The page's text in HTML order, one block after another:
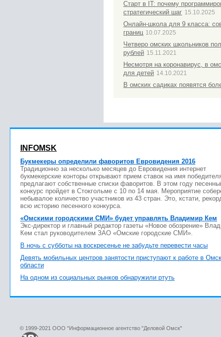
Старт в IT: почему
стратегический шаг 15.10.2025
Онлайн-школа для 9 класса:
границ 10.07.2025
Четверо омских школьников
рублей 15.11.2021
Несмотря на коронавирус, в
для детей 14.10.2021
В омских садиках появятся
INFOMSK
Букмекеры определили фаворитов Евровидения 2016
Традиционно за несколько месяцев до Евровидения интернет
букмекерские конторы открывают прием ставок на имя
предлагают собственные списки фаворитов. В этом году
конкурс пройдет в Стокгольме с 10 по 14 мая. Мероприятие
небывалое количество участников из 43 стран. Это, кстати,
всю историю песенного конкурса.
«Омскими городскими СМИ» будет управлять Владимир Кем
Экс-директор и главный редактор газеты «Новое обозрение»
Кем стал руководителем ЗАО «Омские городские СМИ».
В ночь с субботы на воскресенье не забудьте перевести часы
Девять мобильных центров занятости приступают к работе в
области
На одном из социальных рынков обнаружили ртуть
© 1999-2021 ООО "Информационное агентство "Деловой Омск"